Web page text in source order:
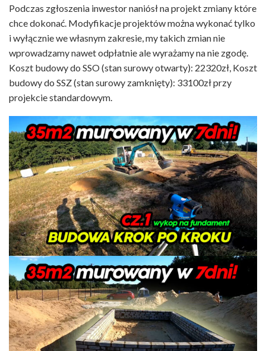
Podczas zgłoszenia inwestor naniósł na projekt zmiany które
chce dokonać. Modyfikacje projektów można wykonać tylko
i wyłącznie we własnym zakresie, my takich zmian nie
wprowadzamy nawet odpłatnie ale wyrażamy na nie zgodę.
Koszt budowy do SSO (stan surowy otwarty): 22320zł, Koszt
budowy do SSZ (stan surowy zamknięty): 33100zł przy
projekcie standardowym.